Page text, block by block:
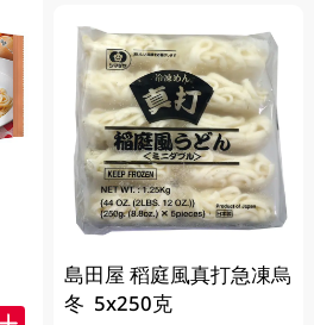
島田屋 稻庭風真打急凍烏
冬 5x250克